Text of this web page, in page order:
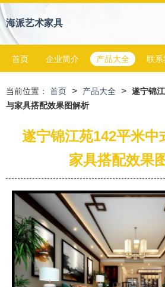
海派艺术家具
首页 企业简介 产品大全 联系
当前位置： 首页 > 产品大全 > 遂宁锦
与家具搭配效果图解析
遂宁锦江苑142平米中
家具搭配效果